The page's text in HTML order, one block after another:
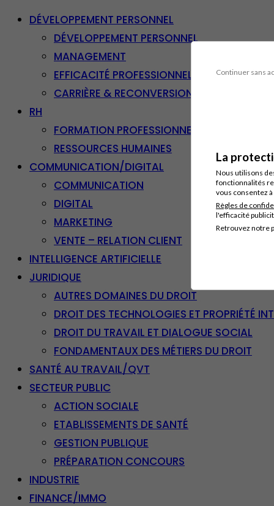
Continuer sans
La
Nous utilisons
fonctionnalités
vous consentez
Règles de
l'efficacité
Retrouvez notre
DÉVELOPPEMENT PERSONNEL
DÉVELOPPEMENT PERSONNEL
MANAGEMENT
EFFICACITÉ PROFESSIONNELLE
CARRIÈRE & RECONVERSION
RH
FORMATION PROFESSIONNELLE
RESSOURCES HUMAINES
COMMUNICATION/DIGITAL
COMMUNICATION
DIGITAL
MARKETING
VENTE – RELATION CLIENT
INTELLIGENCE ARTIFICIELLE
JURIDIQUE
AUTRES DOMAINES DU DROIT
DROIT DES TECHNOLOGIES ET PROPRIÉTÉ
DROIT DU TRAVAIL ET DIALOGUE SOCIAL
FONDAMENTAUX DES MÉTIERS DU DROIT
SANTÉ AU TRAVAIL/QVT
SECTEUR PUBLIC
ACTION SOCIALE
ETABLISSEMENTS DE SANTÉ
GESTION PUBLIQUE
PRÉPARATION CONCOURS
INDUSTRIE
FINANCE/IMMO